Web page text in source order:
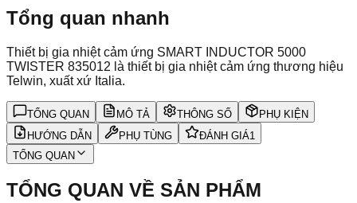
Tổng quan nhanh
Thiết bị gia nhiệt cảm ứng SMART INDUCTOR 5000
TWISTER 835012 là thiết bị gia nhiệt cảm ứng thương hiệu
Telwin, xuất xứ Italia.
TỔNG QUAN MÔ TẢ THÔNG SỐ
PHỤ KIỆN
HƯỚNG DẪN
PHỤ TÙNG ĐÁNH GIÁ1
TỔNG QUAN
TỔNG QUAN VỀ SẢN PHẨM